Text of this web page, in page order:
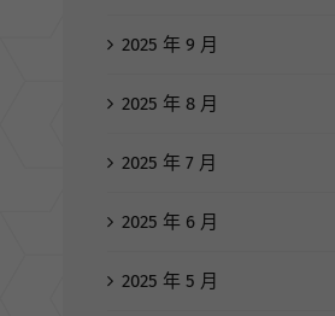
2025 年 9 月
2025 年 8 月
2025 年 7 月
2025 年 6 月
2025 年 5 月